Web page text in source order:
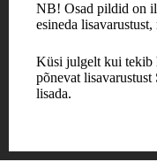
NB! Osad pildid on
esineda
Küsi julgelt kui tekib
põnevat
lisada.